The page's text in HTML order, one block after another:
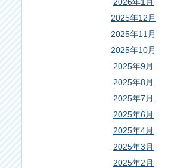
2025年12月
2025年11月
2025年10月
2025年9月
2025年8月
2025年7月
2025年6月
2025年4月
2025年3月
2025年2月